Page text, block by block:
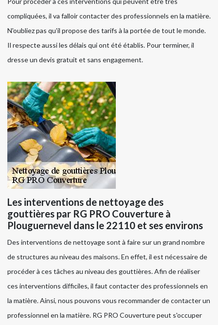
compliquées, il va falloir contacter des professionnels en la matière.
N'oubliez pas qu'il propose des tarifs à la portée de tout le monde.
Il respecte aussi les délais qui ont été établis. Pour terminer, il
dresse un devis gratuit et sans engagement.
Les interventions de nettoyage des
gouttières par RG PRO Couverture à
Plouguernevel dans le 22110 et ses environs
Des interventions de nettoyage sont à faire sur un grand nombre
de structures au niveau des maisons. En effet, il est nécessaire de
procéder à ces tâches au niveau des gouttières. Afin de réaliser
ces interventions difficiles, il faut contacter des professionnels en
la matière. Ainsi, nous pouvons vous recommander de contacter un
professionnel en la matière. RG PRO Couverture peut s'occuper